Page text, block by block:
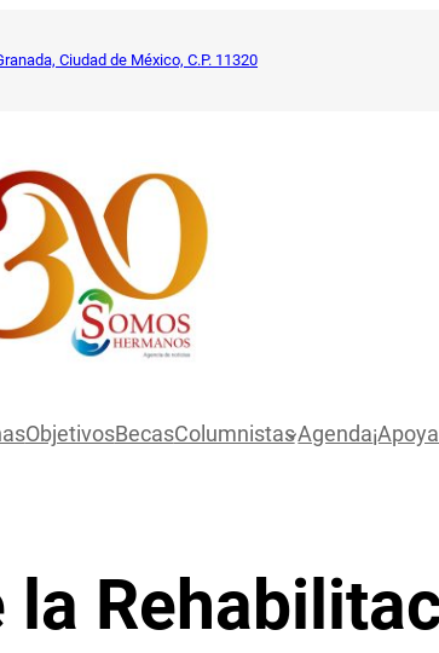
Ciudad de México, C.P. 11320
ObjetivosBecasColumnistasAgenda